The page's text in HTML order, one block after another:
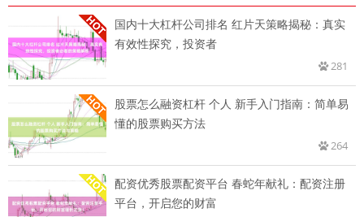
国内十大杠杆公司排名 红片天策略揭秘：真实
有效性探究，投资者
281
股票怎么融资杠杆 个人 新手入门指南：简单易
懂的股票购买方法
264
配资优秀股票配资平台 春蛇年献礼：配资注册
平台，开启您的财富